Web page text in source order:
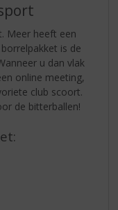
Meer heeft een
is de
u dan vlak
online meeting,
club scoort.
de bitterballen!